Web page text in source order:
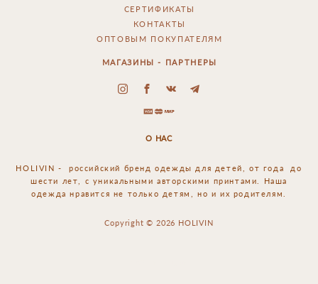
СЕРТИФИКАТЫ
КОНТАКТЫ
ОПТОВЫМ ПОКУПАТЕЛЯМ
МАГАЗИНЫ - ПАРТНЕРЫ
О НАС
HOLIVIN - российский бренд одежды для детей, от года до
шести лет, с уникальными авторскими принтами. Наша
одежда нравится не только детям, но и их родителям.
Copyright © 2026 HOLIVIN